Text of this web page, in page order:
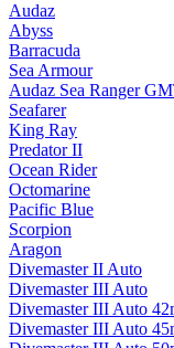
Audaz
Abyss
Barracuda
Sea Armour
Audaz Sea Ranger
Seafarer
King Ray
Predator II
Ocean Rider
Octomarine
Pacific Blue
Scorpion
Aragon
Divemaster II Auto
Divemaster III Auto
Divemaster III Auto
Divemaster III Auto